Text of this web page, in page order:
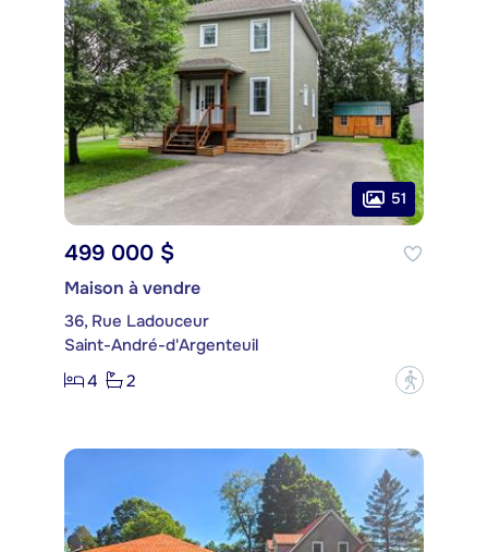
51
499 000 $
Maison à vendre
36, Rue Ladouceur
Saint-André-d'Argenteuil
4
2 ?